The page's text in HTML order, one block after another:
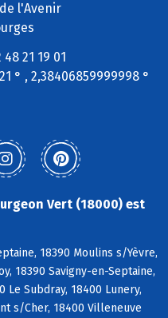
l'Avenir
21 19 01
° , 2,38406859999998 °
Vert (18000) est
18390 Moulins s/Yèvre,
18390 Savigny-en-Septaine,
Le Subdray, 18400 Lunery,
s/Cher, 18400 Villeneuve